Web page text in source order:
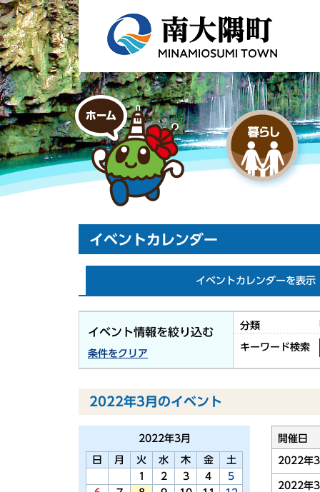
イベントカレンダー
イベントカレンダーを表示
イベント情報を絞り込む
条件をクリア
分類
キーワード検索
2022年3月のイベント
2022年3月
日 月 火 水 木 金
土
1
2 3 4
5
開催日
2022年
2022年